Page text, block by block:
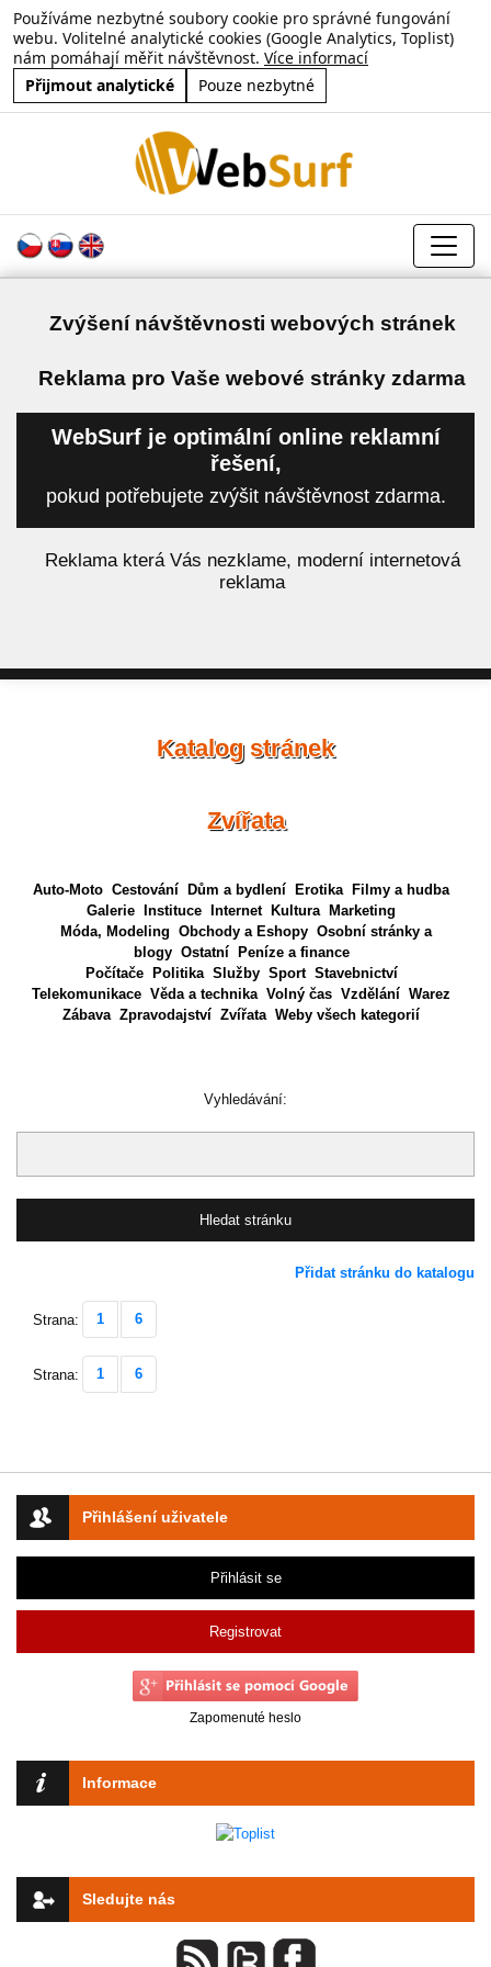
Používáme nezbytné soubory cookie pro správné fungování
webu. Volitelné analytické cookies (Google Analytics, Toplist)
nám pomáhají měřit návštěvnost. Více informací
Přijmout analytické
Pouze nezbytné
Zvýšení návštěvnosti webových stránek
Reklama pro Vaše webové stránky zdarma
WebSurf je optimální online reklamní
řešení,
pokud potřebujete zvýšit návštěvnost zdarma.
Reklama která Vás nezklame, moderní internetová
reklama
Přihlášení uživatele
Přihlásit se
Registrovat
Zapomenuté heslo
Informace
Sledujte nás
Katalog stránek
Zvířata
Auto-Moto Cestování Dům a bydlení Erotika
Filmy a hudba
Galerie
Instituce Internet Kultura
Marketing
Móda, Modeling Obchody a Eshopy Osobní stránky a
blogy Ostatní
Peníze a finance
Počítače
Politika Služby Sport Stavebnictví
Telekomunikace Věda a technika Volný čas Vzdělání Warez
Zábava Zpravodajství Zvířata Weby všech kategorií
Vyhledávání:
Přidat stránku do katalogu
Strana: 1 6
Strana: 1 6